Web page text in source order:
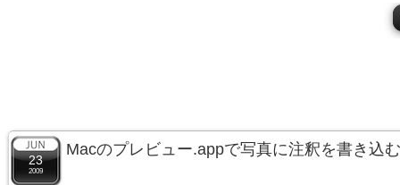
23
2009
Macのプレビュー.appで写真に注釈を書き込